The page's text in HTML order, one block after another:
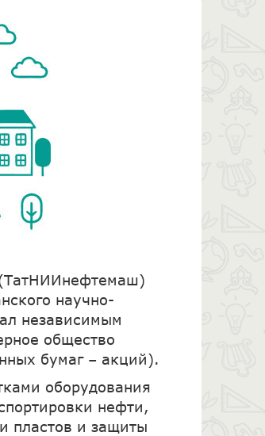
(ТатНИИнефтемаш)
научно-
независимым
общество
бумаг – акций).
оборудования
нефти,
пластов и защиты